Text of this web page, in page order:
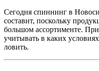
Сегодня спиннинг в
составит, поскольку
большом ассортименте.
учитывать в каких
ловить.